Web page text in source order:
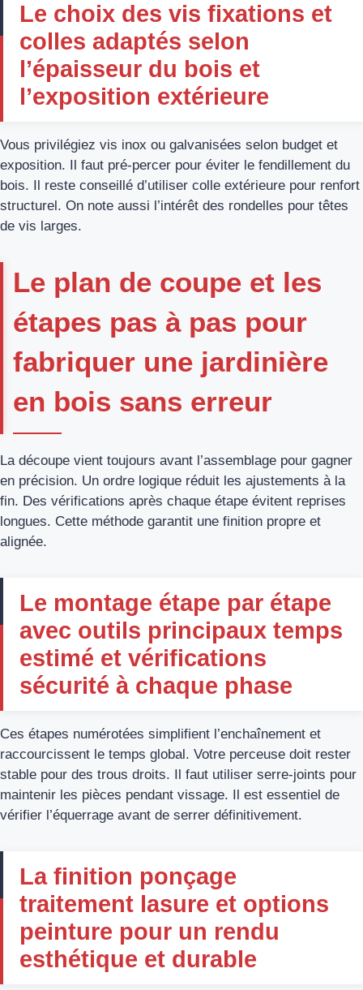
Le choix des vis fixations et
colles adaptés selon
l’épaisseur du bois et
l’exposition extérieure
Vous privilégiez vis inox ou galvanisées selon budget et
exposition. Il faut pré-percer pour éviter le fendillement du
bois. Il reste conseillé d’utiliser colle extérieure pour renfort
structurel. On note aussi l’intérêt des rondelles pour têtes
de vis larges.
Le plan de coupe et les
étapes pas à pas pour
fabriquer une jardinière
en bois sans erreur
La découpe vient toujours avant l’assemblage pour gagner
en précision. Un ordre logique réduit les ajustements à la
fin. Des vérifications après chaque étape évitent reprises
longues. Cette méthode garantit une finition propre et
alignée.
Le montage étape par étape
avec outils principaux temps
estimé et vérifications
sécurité à chaque phase
Ces étapes numérotées simplifient l’enchaînement et
raccourcissent le temps global. Votre perceuse doit rester
stable pour des trous droits. Il faut utiliser serre-joints pour
maintenir les pièces pendant vissage. Il est essentiel de
vérifier l’équerrage avant de serrer définitivement.
La finition ponçage
traitement lasure et options
peinture pour un rendu
esthétique et durable